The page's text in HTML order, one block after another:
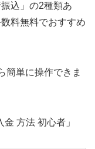
込」の2種類あ
料無料でおすすめ
簡単に操作できま
方法 初心者」